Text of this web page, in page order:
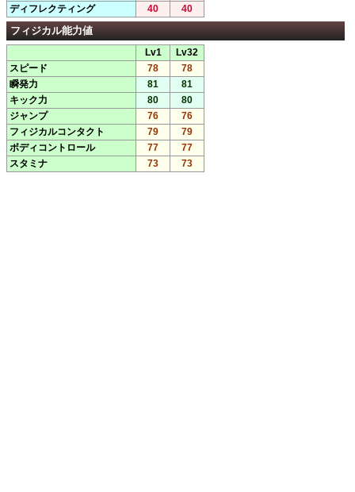
ディフレクティング 40 40
フィジカル能力値
Lv1
Lv32
スピード
78
78
瞬発力
81
81
キック力
80
80
ジャンプ
76
76
フィジカルコンタクト
79
79
ボディコントロール
77
77
スタミナ
73 73